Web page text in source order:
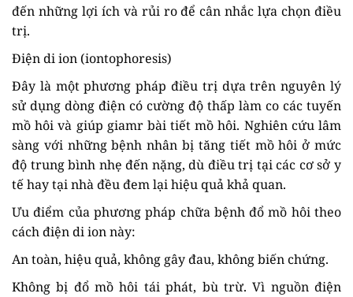
đến những lợi ích và rủi ro để cân nhắc lựa chọn điều
trị.
Điện di ion (iontophoresis)
Đây là một phương pháp điều trị dựa trên nguyên lý
sử dụng dòng điện có cường độ thấp làm co các tuyến
mồ hôi và giúp giamr bài tiết mồ hôi. Nghiên cứu lâm
sàng với những bệnh nhân bị tăng tiết mồ hôi ở mức
độ trung bình nhẹ đến nặng, dù điều trị tại các cơ sở y
tế hay tại nhà đều đem lại hiệu quả khả quan.
Ưu điểm của phương pháp chữa bệnh đổ mồ hôi theo
cách điện di ion này:
An toàn, hiệu quả, không gây đau, không biến chứng.
Không bị đổ mồ hôi tái phát, bù trừ. Vì nguồn điện